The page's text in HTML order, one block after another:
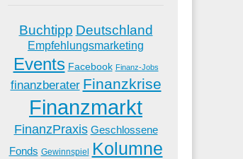
Buchtipp Deutschland
Empfehlungsmarketing
Events Facebook Finanz-Jobs
finanzberater Finanzkrise
Finanzmarkt
FinanzPraxis Geschlossene
Fonds Gewinnspiel Kolumne